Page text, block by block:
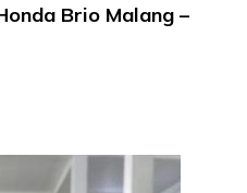
Brio Malang –